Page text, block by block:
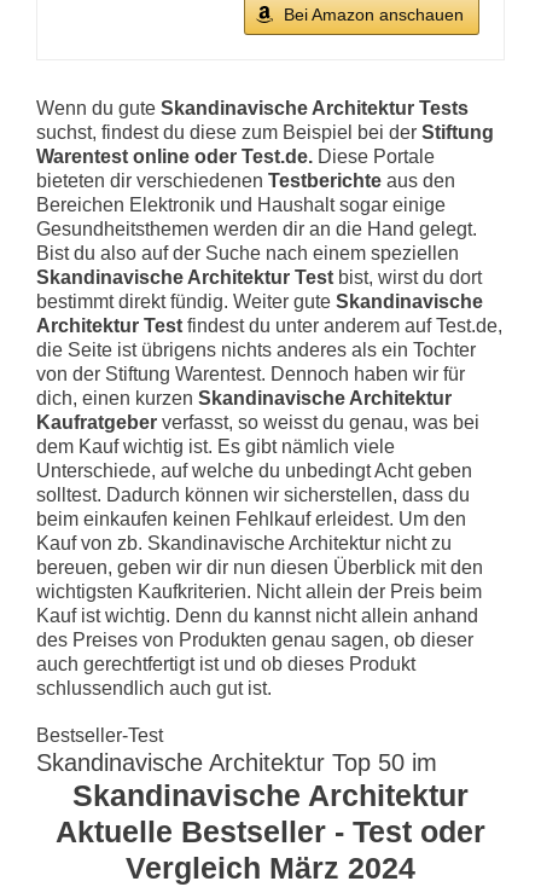
Bei Amazon anschauen
Wenn du gute Skandinavische Architektur Tests
suchst, findest du diese zum Beispiel bei der Stiftung
Warentest online oder Test.de. Diese Portale
bieteten dir verschiedenen Testberichte aus den
Bereichen Elektronik und Haushalt sogar einige
Gesundheitsthemen werden dir an die Hand gelegt.
Bist du also auf der Suche nach einem speziellen
Skandinavische Architektur Test bist, wirst du dort
bestimmt direkt fündig. Weiter gute Skandinavische
Architektur Test findest du unter anderem auf Test.de,
die Seite ist übrigens nichts anderes als ein Tochter
von der Stiftung Warentest. Dennoch haben wir für
dich, einen kurzen Skandinavische Architektur
Kaufratgeber verfasst, so weisst du genau, was bei
dem Kauf wichtig ist. Es gibt nämlich viele
Unterschiede, auf welche du unbedingt Acht geben
solltest. Dadurch können wir sicherstellen, dass du
beim einkaufen keinen Fehlkauf erleidest. Um den
Kauf von zb. Skandinavische Architektur nicht zu
bereuen, geben wir dir nun diesen Überblick mit den
wichtigsten Kaufkriterien. Nicht allein der Preis beim
Kauf ist wichtig. Denn du kannst nicht allein anhand
des Preises von Produkten genau sagen, ob dieser
auch gerechtfertigt ist und ob dieses Produkt
schlussendlich auch gut ist.
Bestseller-Test
Skandinavische Architektur Top 50 im
Skandinavische Architektur
Aktuelle Bestseller - Test oder
Vergleich März 2024